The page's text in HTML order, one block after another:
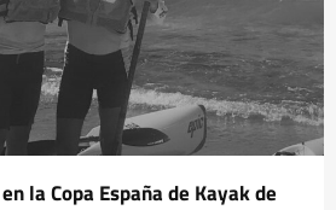
la Copa España de Kayak de